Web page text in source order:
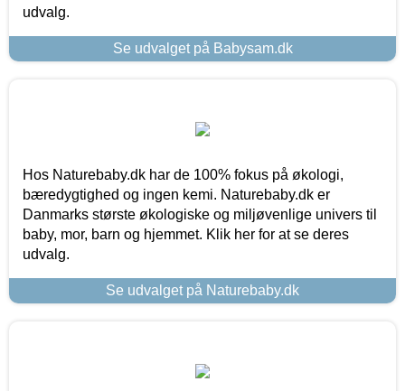
udvalg.
Se udvalget på Babysam.dk
Hos Naturebaby.dk har de 100% fokus på økologi,
bæredygtighed og ingen kemi. Naturebaby.dk er
Danmarks største økologiske og miljøvenlige univers til
baby, mor, barn og hjemmet. Klik her for at se deres
udvalg.
Se udvalget på Naturebaby.dk